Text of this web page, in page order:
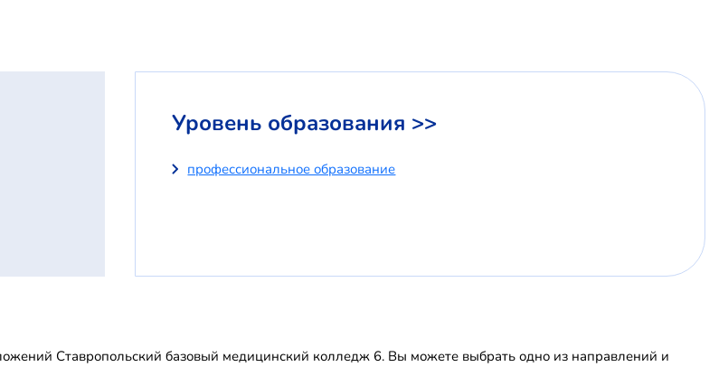
Уровень образования >>
профессиональное образование
Ставропольский базовый медицинский колледж 6. Вы можете выбрать одно из направлений и